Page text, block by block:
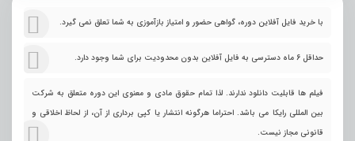
با خرید فایل آفلاین دوره، گواهی حضور و امتیاز بازآموزی به شما تعلق نمی گیرد.
حداقل 6 ماه دسترسی به فایل آفلاین بدون محدودیت برای شما وجود دارد.
فیلم ها قابلیت دانلود ندارند. لذا تمام حقوق مادی و معنوی این دوره متعلق به شرکت
بین المللی رایکا می باشد. احتراما هرگونه انتشار یا کپی برداری از آن، از لحاظ اخلاقی و
قانونی مجاز نیست.